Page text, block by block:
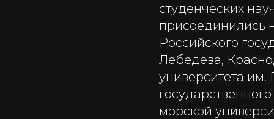
студенческих
присоединились
Российского
Лебедева,
университета
морской